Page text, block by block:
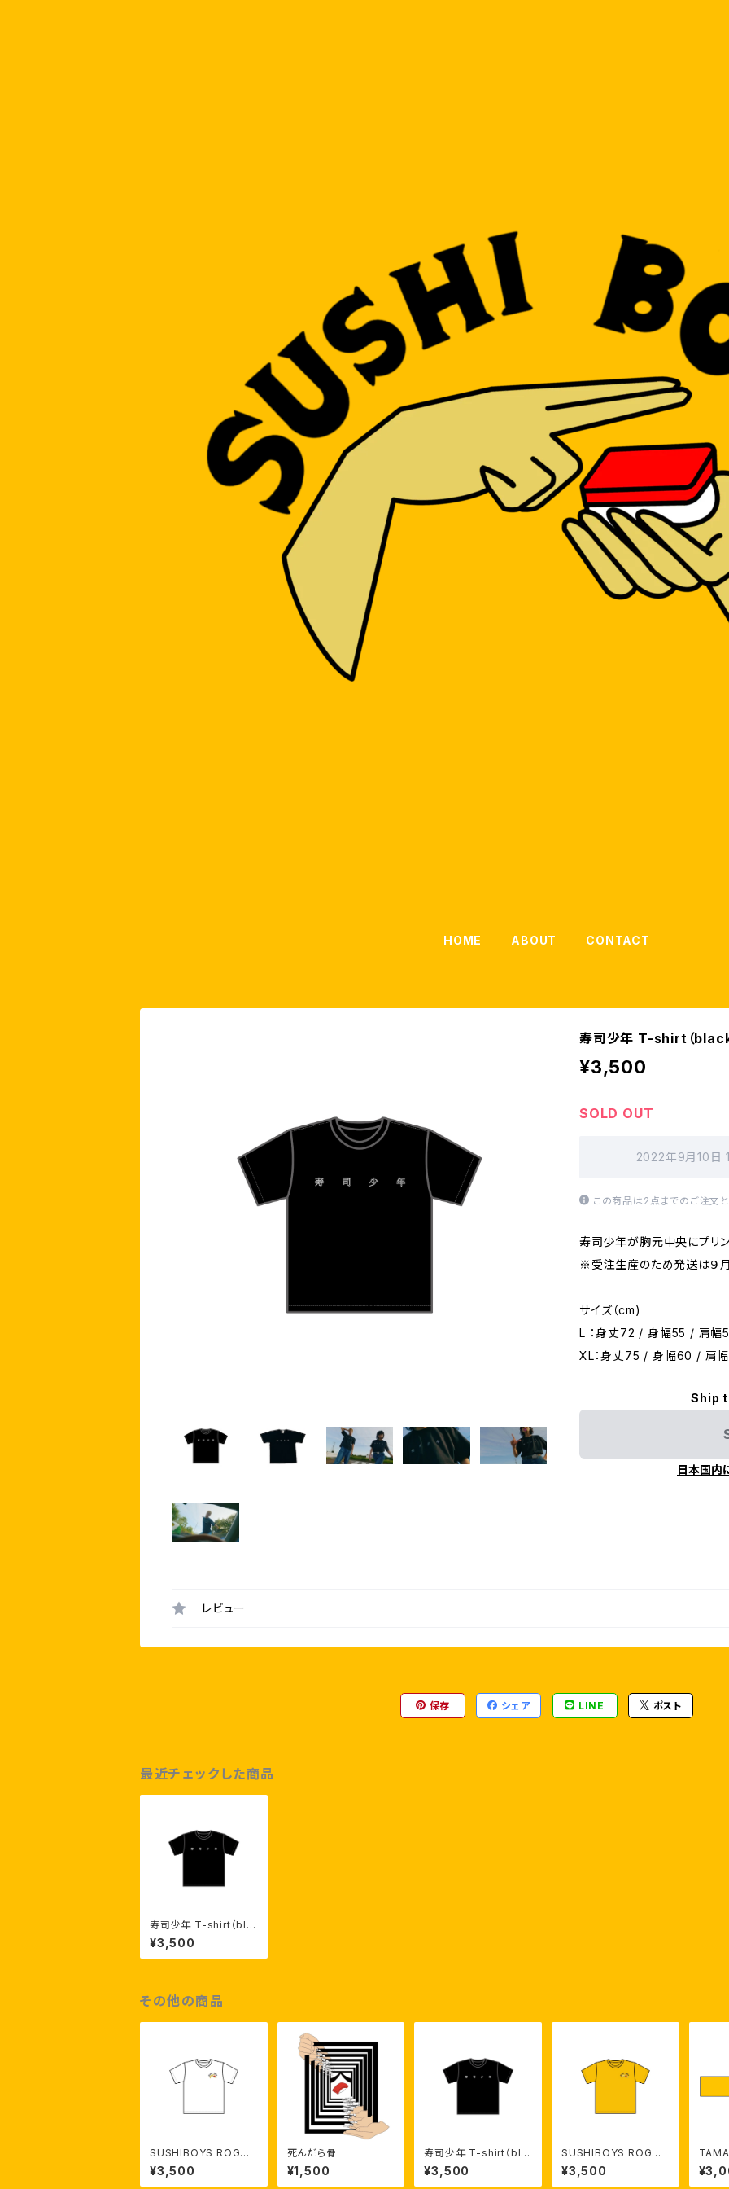
HOME ABOUT CONTACT
寿司少年 T-shirt（black
¥3,500
SOLD OUT
2022年9月10日
この商品は2点までのご注文と
寿司少年が胸元中央にプリン
※受注生産のため発送は９月
サイズ（cm)
L ：身丈72 / 身幅55 / 肩幅
XL：身丈75 / 身幅60 / 肩
Ship
日本国内
レビュー
保存 シェア LINE ポスト
最近チェックした商品
寿司少年 T-shirt（bla
ck）【受注生産】
¥3,500
その他の商品
SUSHIBOYS ROGO
T- shirt（white）【受注
生産】
¥3,500
死んだら骨
¥1,500
寿司少年 T-shirt（bla
ck）【受注生産】
¥3,500
SUSHIBOYS ROGO
T- shirt（Yellow）【受
注生産】
¥3,500
注生産